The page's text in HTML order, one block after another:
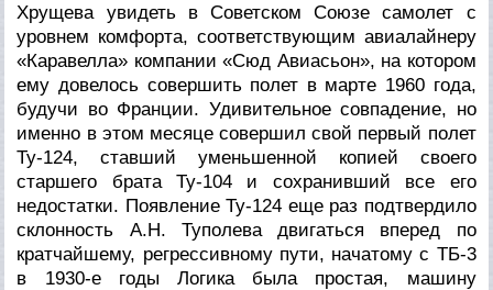
Хрущева увидеть в Советском Союзе самолет с
уровнем комфорта, соответствующим авиалайнеру
«Каравелла» компании «Сюд Авиасьон», на котором
ему довелось совершить полет в марте 1960 года,
будучи во Франции. Удивительное совпадение, но
именно в этом месяце совершил свой первый полет
Ту-124, ставший уменьшенной копией своего
старшего брата Ту-104 и сохранивший все его
недостатки. Появление Ту-124 еще раз подтвердило
склонность А.Н. Туполева двигаться вперед по
кратчайшему, регрессивному пути, начатому с ТБ-3
в 1930-е годы Логика была простая, машину